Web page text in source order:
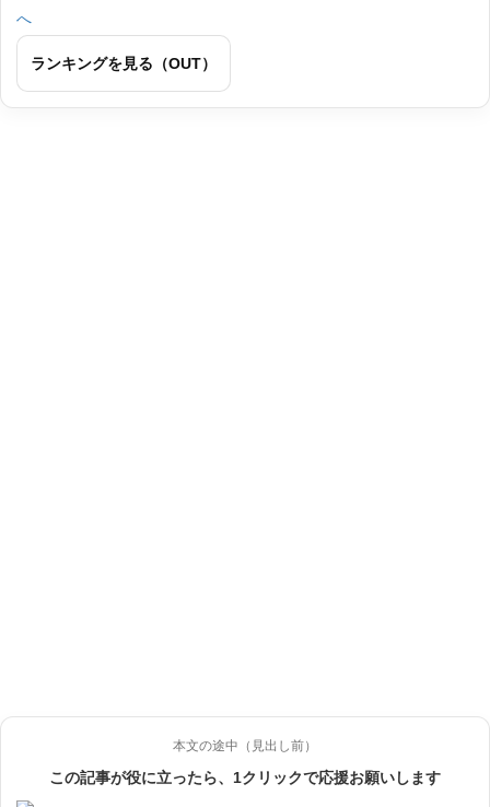
ランキングを見る（OUT）
本文の途中（見出し前）
この記事が役に立ったら、1クリックで応援お願いします